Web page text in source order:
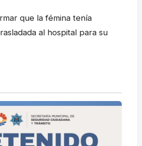
que la fémina tenía
al hospital para su